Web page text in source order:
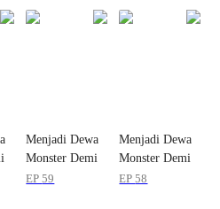
Menjadi Dewa
Monster Demi
Valkyrie
EP59
Menjadi Dewa
Monster Demi
Valkyrie
EP58